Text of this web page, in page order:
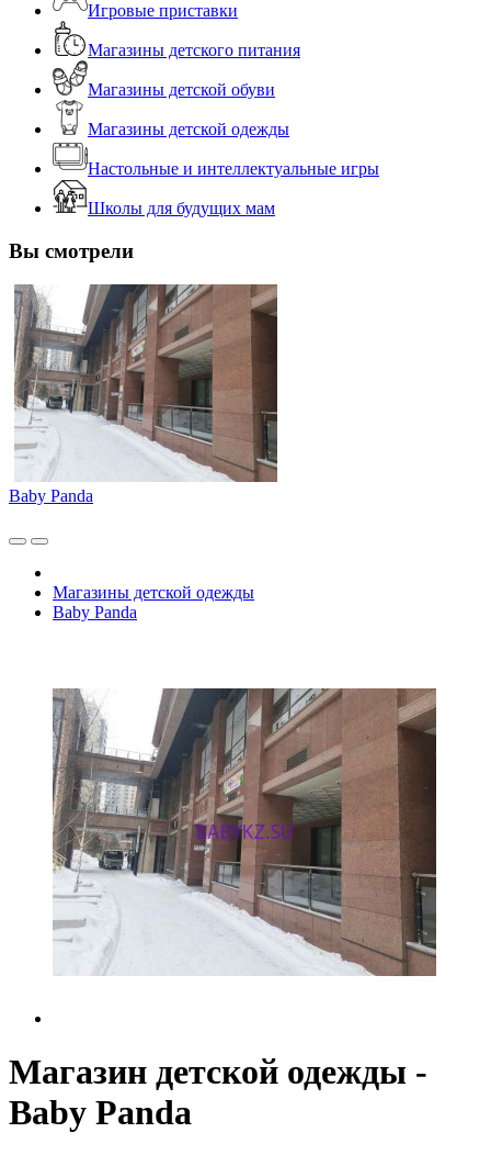
Игровые приставки
Магазины детского питания
Магазины детской обуви
Магазины детской одежды
Настольные и интеллектуальные игры
Школы для будущих мам
Вы смотрели
Baby Panda
Магазины детской одежды
Baby Panda
Магазин детской одежды -
Baby Panda